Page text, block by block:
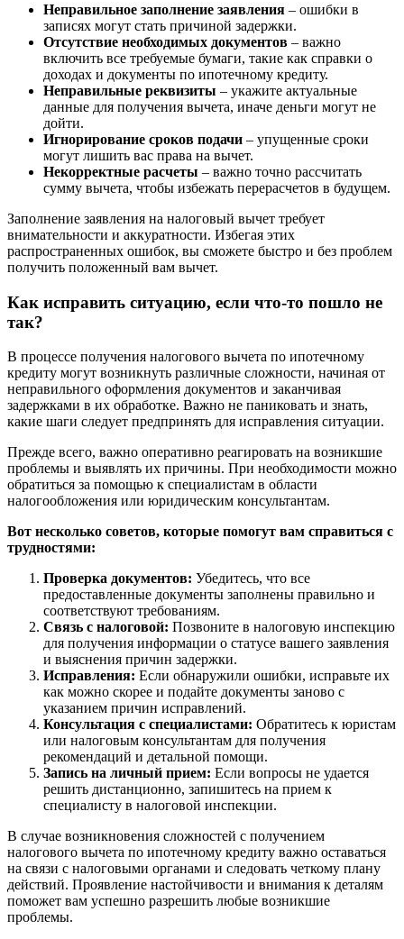
Неправильное заполнение заявления – ошибки в
записях могут стать причиной задержки.
Отсутствие необходимых документов – важно
включить все требуемые бумаги, такие как справки о
доходах и документы по ипотечному кредиту.
Неправильные реквизиты – укажите актуальные
данные для получения вычета, иначе деньги могут не
дойти.
Игнорирование сроков подачи – упущенные сроки
могут лишить вас права на вычет.
Некорректные расчеты – важно точно рассчитать
сумму вычета, чтобы избежать перерасчетов в будущем.
Заполнение заявления на налоговый вычет требует
внимательности и аккуратности. Избегая этих
распространенных ошибок, вы сможете быстро и без проблем
получить положенный вам вычет.
Как исправить ситуацию, если что-то пошло не
так?
В процессе получения налогового вычета по ипотечному
кредиту могут возникнуть различные сложности, начиная от
неправильного оформления документов и заканчивая
задержками в их обработке. Важно не паниковать и знать,
какие шаги следует предпринять для исправления ситуации.
Прежде всего, важно оперативно реагировать на возникшие
проблемы и выявлять их причины. При необходимости можно
обратиться за помощью к специалистам в области
налогообложения или юридическим консультантам.
Вот несколько советов, которые помогут вам справиться с
трудностями:
Проверка документов: Убедитесь, что все
предоставленные документы заполнены правильно и
соответствуют требованиям.
Связь с налоговой: Позвоните в налоговую инспекцию
для получения информации о статусе вашего заявления
и выяснения причин задержки.
Исправления: Если обнаружили ошибки, исправьте их
как можно скорее и подайте документы заново с
указанием причин исправлений.
Консультация с специалистами: Обратитесь к юристам
или налоговым консультантам для получения
рекомендаций и детальной помощи.
Запись на личный прием: Если вопросы не удается
решить дистанционно, запишитесь на прием к
специалисту в налоговой инспекции.
В случае возникновения сложностей с получением
налогового вычета по ипотечному кредиту важно оставаться
на связи с налоговыми органами и следовать четкому плану
действий. Проявление настойчивости и внимания к деталям
поможет вам успешно разрешить любые возникшие
проблемы.